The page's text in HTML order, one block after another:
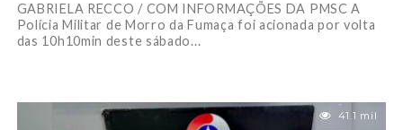
GABRIELA RECCO / COM INFORMAÇÕES DA PMSC A
Polícia Militar de Morro da Fumaça foi acionada por volta
das 10h10min deste sábado...
41.1 mil